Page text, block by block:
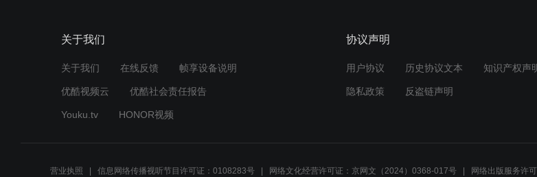
关于我们
关于我们 在线反馈 帧享设备说明
优酷视频云 优酷社会责任报告
Youku.tv HONOR视频
协议声明
用户协议 历史协议文本 知识产权声
隐私政策 反盗链声明
营业执照 信息网络传播视听节目许可证：0108283号 网络文化经营许可证：京网文（2024）0368-017号 网络出版服务许